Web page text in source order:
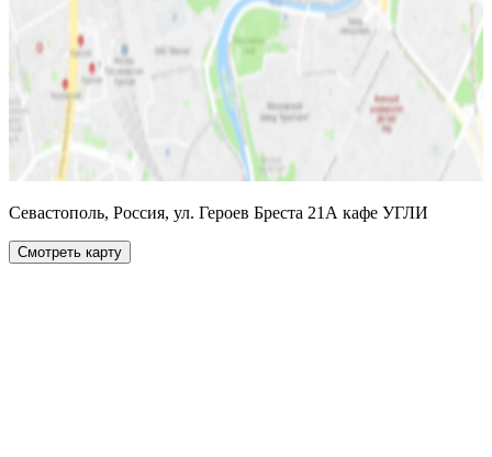
Севастополь, Россия, ул. Героев Бреста 21А кафе УГЛИ
Смотреть карту